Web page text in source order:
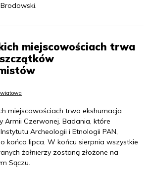
miejscowościach trwa
miejscowościach trwa ekshumacja
Armii Czerwonej. Badania, które
Archeologii i Etnologii PAN,
końca lipca. W końcu sierpnia wszystkie
żołnierzy zostaną złożone na
Sączu.